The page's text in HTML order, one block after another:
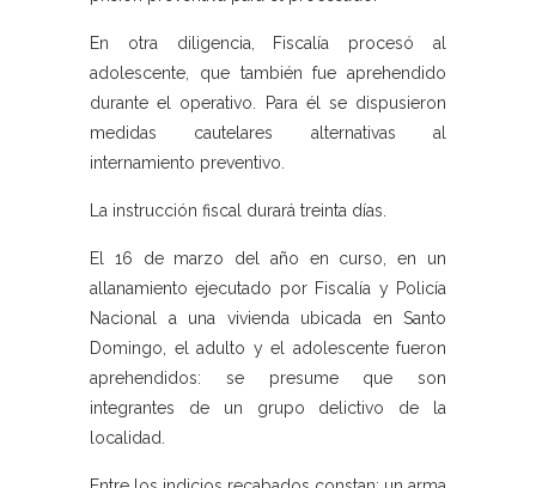
En otra diligencia, Fiscalía procesó al
adolescente, que también fue aprehendido
durante el operativo. Para él se dispusieron
medidas cautelares alternativas al
internamiento preventivo.
La instrucción fiscal durará treinta días.
El 16 de marzo del año en curso, en un
allanamiento ejecutado por Fiscalía y Policía
Nacional a una vivienda ubicada en Santo
Domingo, el adulto y el adolescente fueron
aprehendidos: se presume que son
integrantes de un grupo delictivo de la
localidad.